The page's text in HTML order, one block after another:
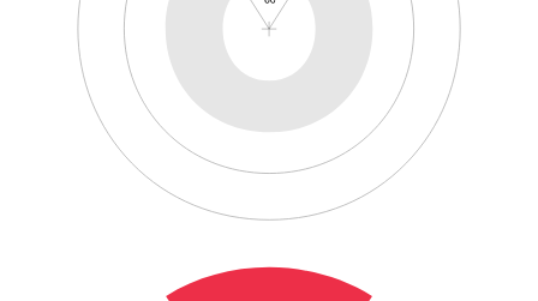
ceja, utilizando proporciones y ángulos exactos, y
respetando la construcción de la tipografía para lograr
una armonía completa entre los dos elementos.